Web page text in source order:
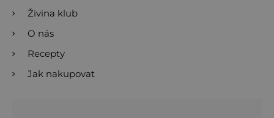
Živina klub
O nás
Recepty
Jak nakupovat